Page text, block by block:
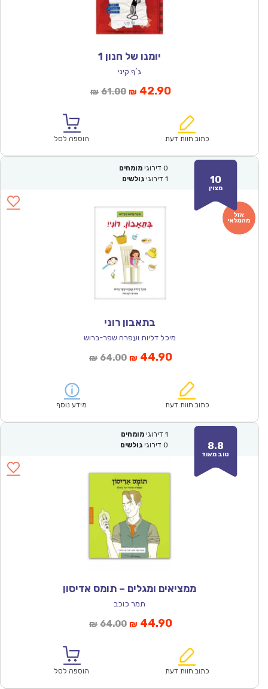
יומנו של חנון 1
ג`ף קיני
₪ 61.00המחיר
₪61.00.
₪ 42.90המחיר
הוא:
כתוב חוות דעת הוספה לסל
10
מצוין
0 דירוגי מומחים
1 דירוגי גולשים
בתאבון רוני
מיכל דליות ועפרה שפר-ברוש
₪ 64.00המחיר
₪64.00.
₪ 44.90המחיר
הוא:
כתוב חוות דעת מידע נוסף
8.8
טוב מאוד
1 דירוגי מומחים
0 דירוגי גולשים
ממציאים ומגלים – תומס אדיסון
תמר כוכב
₪ 64.00המחיר
₪64.00.
₪ 44.90המחיר
הוא:
כתוב חוות דעת הוספה לסל